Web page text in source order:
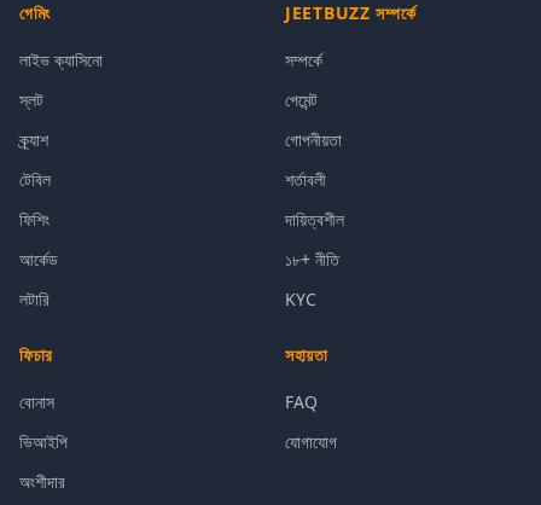
গেমিং
লাইভ ক্যাসিনো
স্লট
ক্র্যাশ
টেবিল
ফিশিং
আর্কেড
লটারি
JEETBUZZ সম্পর্কে
সম্পর্কে
পেমেন্ট
গোপনীয়তা
শর্তাবলী
দায়িত্বশীল
১৮+ নীতি
KYC
ফিচার
বোনাস
ভিআইপি
অংশীদার
সহায়তা
FAQ
যোগাযোগ